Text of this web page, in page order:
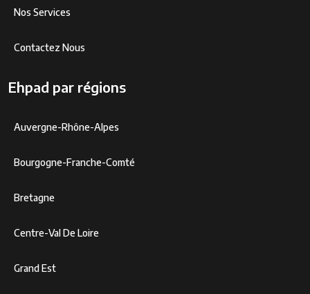
Nos Services
Contactez Nous
Ehpad par régions
Auvergne-Rhône-Alpes
Bourgogne-Franche-Comté
Bretagne
Centre-Val De Loire
Grand Est